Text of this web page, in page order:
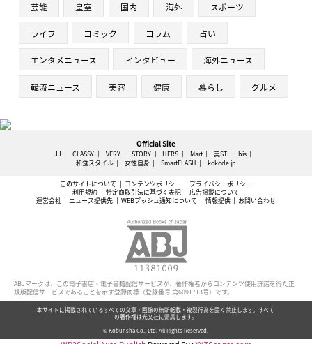
芸能 皇室 国内 海外 スポーツ
ライフ コミック コラム 占い
エンタメニュース インタビュー 海外ニュース
韓流ニュース 美容 健康 暮らし グルメ
Official Site
JJ CLASSY. VERY STORY HERS Mart 美ST
bis
和食スタイル
女性自身 SmartFLASH kokode.jp
このサイトについて コンテンツポリシー
プライバシーポリシー
利用規約
特定商取引法に基づく表記
広告掲載について
運営会社
ニュース提供先 WEBプッシュ通知について 情報提供 お問い合わせ
ABJマークは、この電子書店・電子書籍配信サービスが、著作権者からコンテンツ使用許諾を得た正
規版配信サービスであることを示す登録商標（登録番号 第6091713号）です。
本サイトに掲載されているすべての文章・画像の無断転載・複製行為を固く禁止します。すべて
の著作権は光文社に帰属します。
© Kobunsha Co., Ltd. All Rights Reserved.